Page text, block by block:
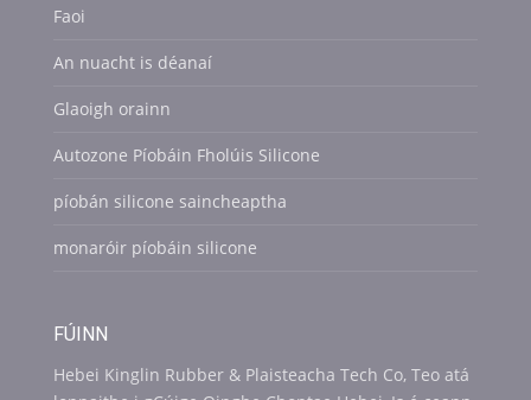
Faoi
An nuacht is déanaí
Glaoigh orainn
Autozone Píobáin Fholúis Silicone
píobán silicone saincheaptha
monaróir píobáin silicone
FÚINN
Hebei Kinglin Rubber & Plaisteacha Tech Co, Teo atá